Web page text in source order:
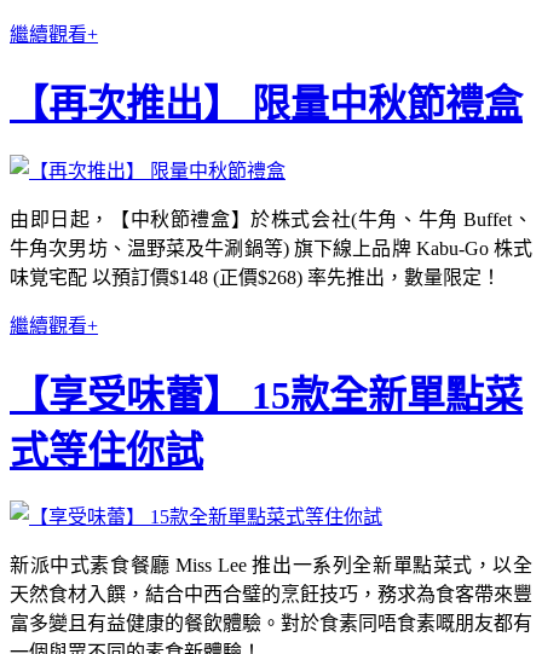
繼續觀看+
【再次推出】 限量中秋節禮盒
由即日起，【中秋節禮盒】於株式会社(牛角、牛角 Buffet、
牛角次男坊、温野菜及牛涮鍋等) 旗下線上品牌 Kabu-Go 株式
味覚宅配 以預訂價$148 (正價$268) 率先推出，數量限定！
繼續觀看+
【享受味蕾】 15款全新單點菜
式等住你試
新派中式素食餐廳 Miss Lee 推出一系列全新單點菜式，以全
天然食材入饌，結合中西合璧的烹飪技巧，務求為食客帶來豐
富多變且有益健康的餐飲體驗。對於食素同唔食素嘅朋友都有